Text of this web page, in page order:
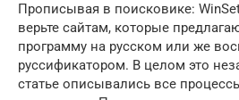
Прописывая в поисковике:
верьте сайтам, которые
программу на русском или же
руссификатором. В целом это
статье описывались все